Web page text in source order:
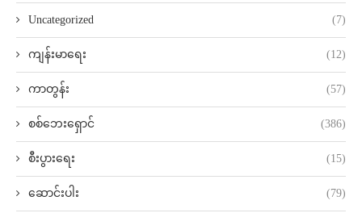
Uncategorized (7)
ကျန်းမာရေး (12)
ကာတွန်း (57)
စစ်ဘေးရှောင် (386)
စီးပွားရေး (15)
ဆောင်းပါး (79)